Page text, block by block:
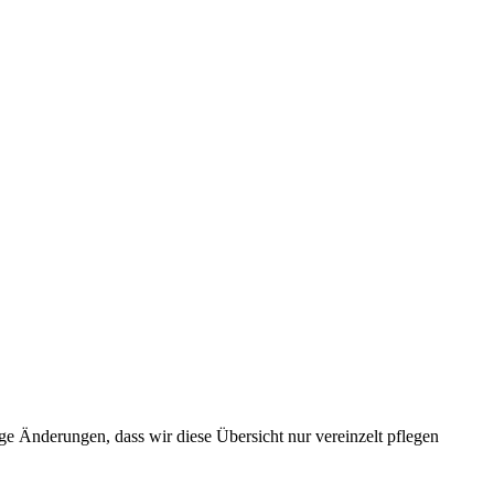
Änderungen, dass wir diese Übersicht nur vereinzelt pflegen